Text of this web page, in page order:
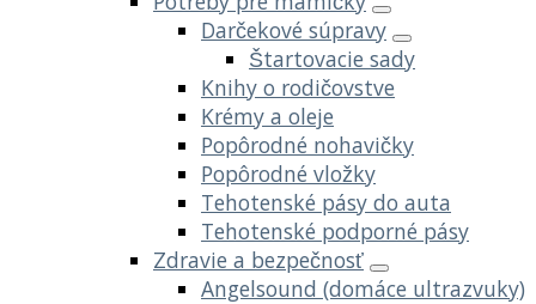
Darčekové súpravy
Štartovacie sady
Knihy o rodičovstve
Krémy a oleje
Popôrodné nohavičky
Popôrodné vložky
Tehotenské pásy do auta
Tehotenské podporné pásy
Zdravie a bezpečnosť
Angelsound (domáce ultrazvuky)